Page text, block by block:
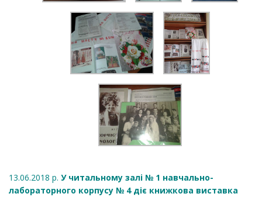
13.06.2018 р. У читальному залі № 1 навчально-
лабораторного корпусу № 4 діє книжкова виставка